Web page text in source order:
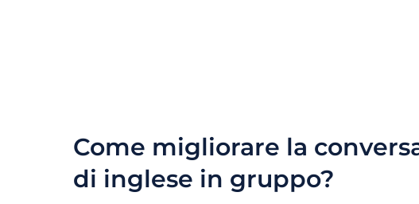
Come migliorare la
di inglese in gruppo?